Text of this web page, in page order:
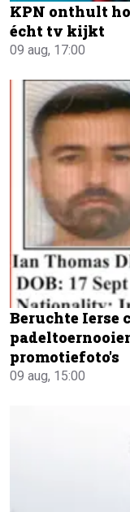
KPN onthult
écht tv kijkt
09 aug, 17:00
Beruchte Ierse
promotiefoto's
09 aug, 15:00